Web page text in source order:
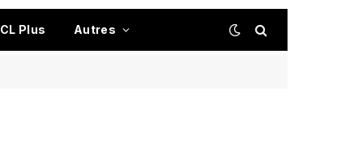
CL Plus Autres